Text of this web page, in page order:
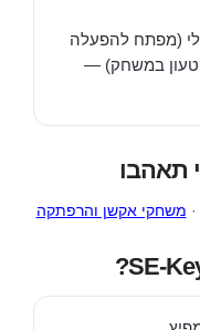
(מפתח להפעלה
טעון במשחק) —
תאהבו
· משחקי אקשן והרפתקה